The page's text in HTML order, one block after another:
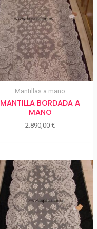
Mantillas a mano
MANTILLA BORDADA A
MANO
2.890,00€